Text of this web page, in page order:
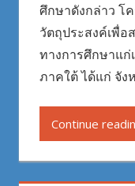
ศึกษาดังกล่าว โ
วัตถุประสงค์เพื่
ทางการศึกษาแ
ภาคใต้ ได้แก่ จัง
Continue